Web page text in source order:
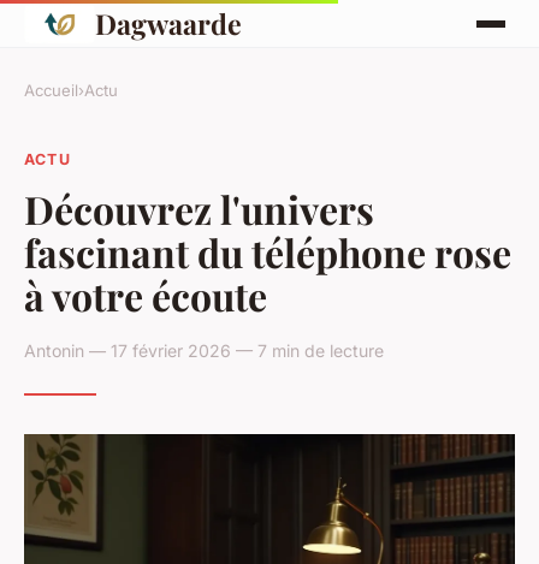
Dagwaarde
Accueil›Actu
ACTU
Découvrez l'univers
fascinant du téléphone rose
à votre écoute
Antonin — 17 février 2026 — 7 min de lecture